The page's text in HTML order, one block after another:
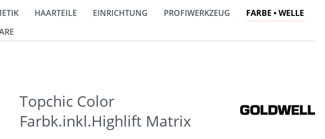
HAARTEILE EINRICHTUNG PROFIWERKZEUG
FARBE • WELLE
Topchic Color
Farbk.inkl.Highlift Matrix